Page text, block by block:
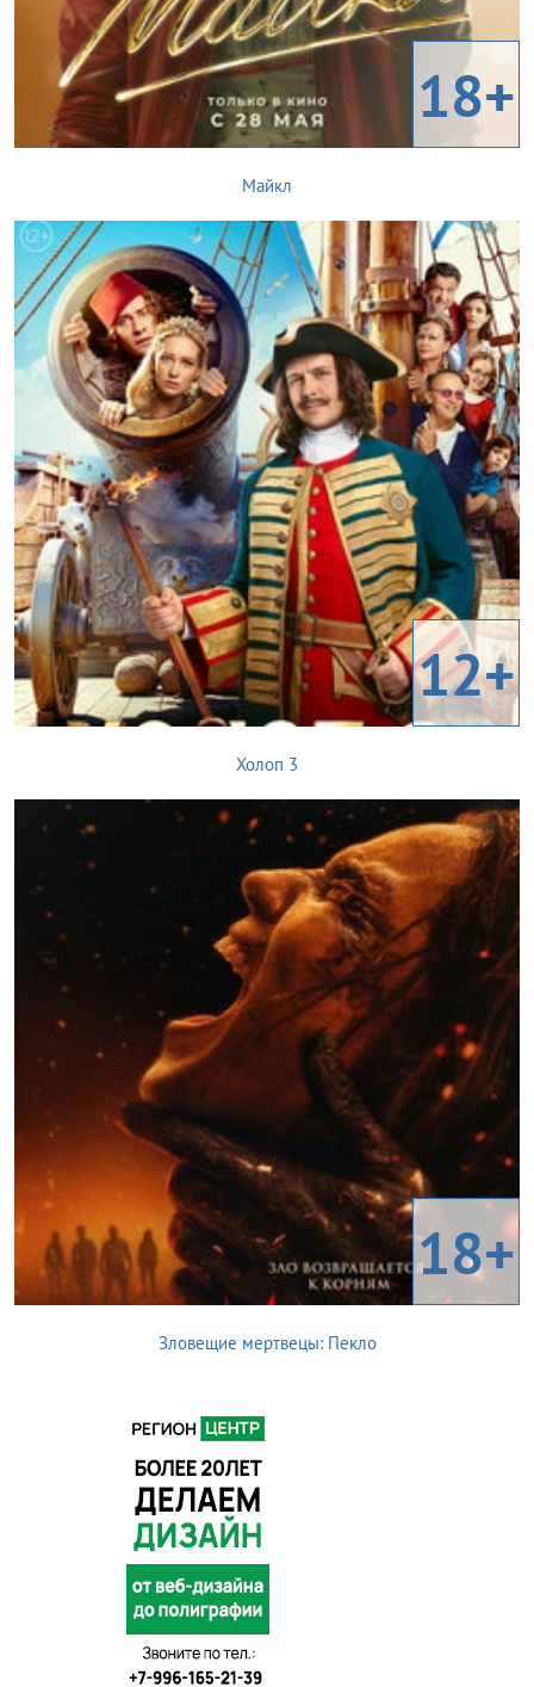
18+
Майкл
12+
Холоп 3
18+
Зловещие мертвецы: Пекло